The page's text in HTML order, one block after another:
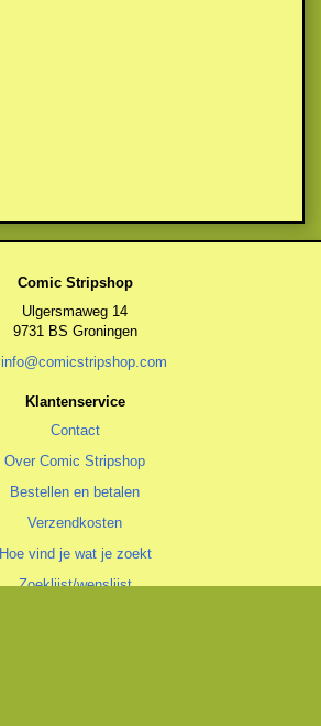
Comic Stripshop
Ulgersmaweg 14
9731 BS Groningen
info@comicstripshop.com
Klantenservice
Contact
Over Comic Stripshop
Bestellen en betalen
Verzendkosten
Hoe vind je wat je zoekt
Zoeklijst/wenslijst